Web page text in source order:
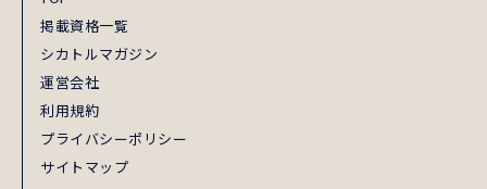
掲載資格一覧
シカトルマガジン
運営会社
利用規約
プライバシーポリシー
サイトマップ